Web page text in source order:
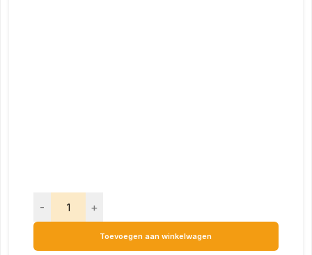
- +
Toevoegen aan winkelwagen